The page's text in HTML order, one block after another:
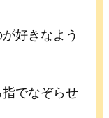
好きなよう
でなぞらせ